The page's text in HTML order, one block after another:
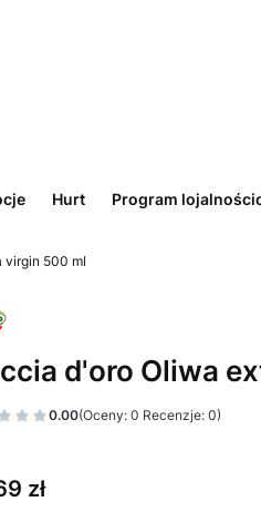
Hurt Program
virgin 500 ml
d'oro Oliwa
0.00(Oceny: 0 Recenzje: 0)
zł